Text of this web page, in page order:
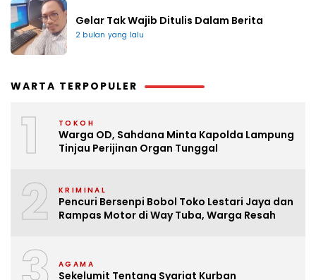
Gelar Tak Wajib Ditulis Dalam Berita
2 bulan yang lalu
WARTA TERPOPULER
1 TOKOH
Warga OD, Sahdana Minta Kapolda Lampung
Tinjau Perijinan Organ Tunggal
2 KRIMINAL
Pencuri Bersenpi Bobol Toko Lestari Jaya dan
Rampas Motor di Way Tuba, Warga Resah
AGAMA
Sekelumit Tentang Syariat Kurban